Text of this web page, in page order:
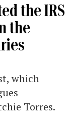
the IRS
the
which
Torres.